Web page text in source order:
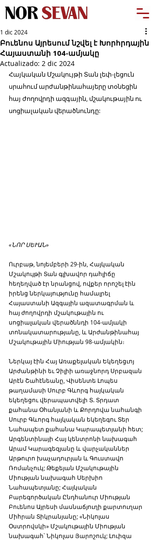
Բուենոս Այրեսում նշվել է Խորհրդային
Հայաստանի 104-ամյակը
1 dic 2024
Actualizado: 2 dic 2024
Հայկական Մշակույթի Տան լեփ-լեցուն
սրահում արժանթինահայերը տօնեցին
հայ ժողովրդի ազգային, մշակութային ու
սոցիալական վերածնունդը:
«ՆՈՐ ՍԵՒԱՆ»
Ուրբաթ, նոյեմբերի 29-ին, Հայկական
Մշակույթի Տան գլխավոր դահլիճը
հեղեղված էր նրանցով, ովքեր որոշել էին
իրենց ներկայությունը համալրել
Հայաստանի Ազգային ազատագրման և
հայ ժողովրդի մշակութային ու
սոցիալական վերածննդի 104-ամյակի
տոնակատարությանը, և Արժանթինահայ
Մշակութային Միության 98-ամյակին։
Ներկայ էին Հայ Առաքելական Եկեղեցւոյ
Արժանթինի եւ Չիլիի առաջնորդ Սրբազան
Արէն Շահէնեանը, Վիսենտե Լոպես
թաղամասի Սուրբ Գևորգ հայկական
եկեղեցու վերապատվելի Տ. Տրդատ
քահանա Օհանյանի և Քորդովա նահանգի
Սուրբ Գևորգ հայկական եկեղեգու Տեր
Նահապետ քահանա Կարապետյանի հետ;
Արգենտինայի Հայ կենտրոնի նախագահ
Արամ Կարագեզյանը և վարչականներ
Արթուրո խաչադուրյան և Գուստավո
Ռոմանչուկ; Թեքեյան Մշակութային
Միության նախագահ Սերխիո
Նահապետյանը; Հայկական
Բարեգործական Ընդհանուր Միության
Բուենոս Այրեսի մասնաճյուղի քարտուղար
Միհրան Տիկրանյանը; «Նիկոլաս
Օստրովսկի» Մշակութային Միության
նախագահ՝ Նիկոլաս Յարոշուկ; Լուիզա